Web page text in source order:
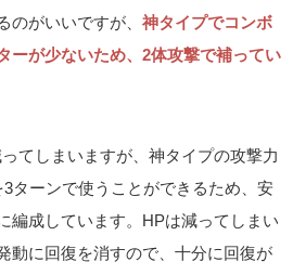
のがいいですが、神タイプでコンボ
ーが少ないため、2体攻撃で補ってい
てしまいますが、神タイプの攻撃力
ターンで使うことができるため、安
編成しています。HPは減ってしまい
動に回復を消すので、十分に回復が